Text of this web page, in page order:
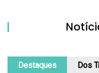
Destaques Dos